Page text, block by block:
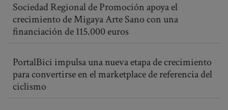
Sociedad Regional de Promoción apoya el
crecimiento de Migaya Arte Sano con una
financiación de 115.000 euros
PortalBici impulsa una nueva etapa de crecimiento
para convertirse en el marketplace de referencia del
ciclismo